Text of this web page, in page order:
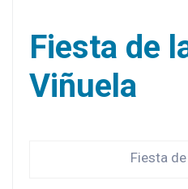
Fiesta de
Viñuela
Fiesta